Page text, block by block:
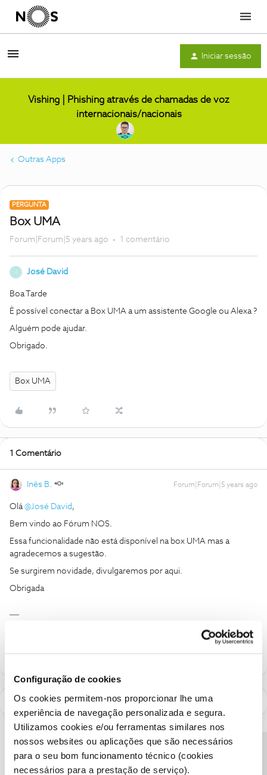
Configuração de cookies
Os cookies permitem-nos proporcionar lhe uma
experiência de navegação personalizada e segura.
Utilizamos cookies e/ou ferramentas similares nos
nossos websites ou aplicações que são necessários
para o seu bom funcionamento técnico (cookies
necessários para a prestação de serviço).
Menu
Iniciar sessão
Vishing | Phishing através de chamadas de voz
internacionais/nacionais
Outras Apps
PERGUNTA
Box UMA
Forum|Forum|5 years ago 1 comentário
José David
Boa Tarde
È possível conectar a Box UMA a um assistente Google ou Alexa ?
Alguém pode ajudar.
Obrigado.
Box UMA
1 Comentário
Inês B. Forum|Forum|5 years ago
Olá@José David,
Bem vindo ao Fórum NOS.
Essa funcionalidade não está disponível na box UMA mas a
agradecemos a sugestão.
Se surgirem novidade, divulgaremos por aqui.
Obrigada
como "Melhor Resposta" e faça "Like" nos melhores comentários.